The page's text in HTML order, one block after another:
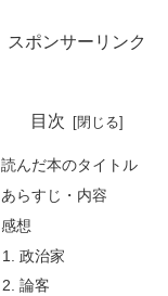
スポンサーリンク
目次
読んだ本のタイトル
あらすじ・内容
感想
政治家
論客